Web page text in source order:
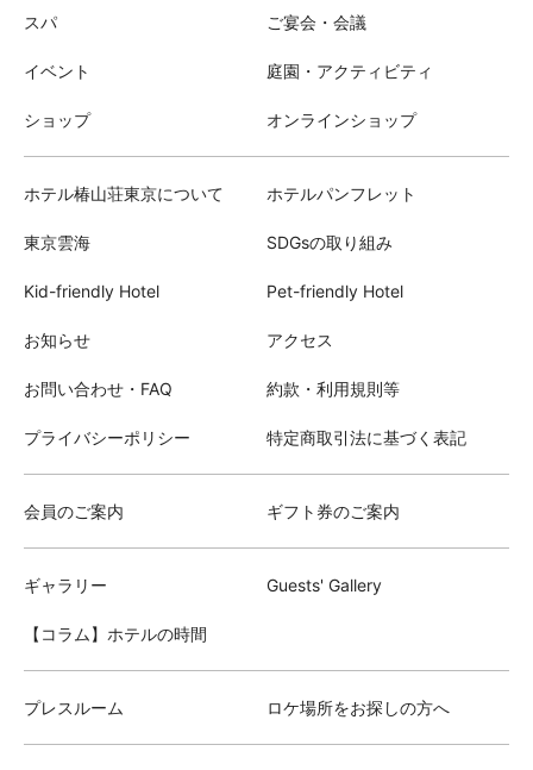
スパ ご宴会・会議
イベント 庭園・アクティビティ
ショップ オンラインショップ
ホテル椿山荘東京について ホテルパンフレット
東京雲海 SDGsの取り組み
Kid-friendly Hotel Pet-friendly Hotel
お知らせ アクセス
お問い合わせ・FAQ 約款・利用規則等
プライバシーポリシー 特定商取引法に基づく表記
会員のご案内 ギフト券のご案内
ギャラリー Guests' Gallery
【コラム】ホテルの時間
プレスルーム ロケ場所をお探しの方へ